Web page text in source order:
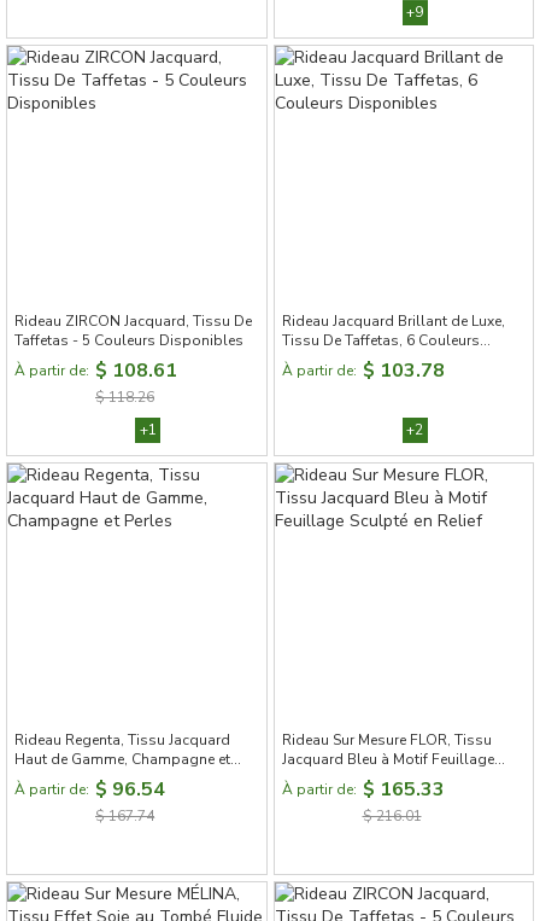
+9
Rideau ZIRCON Jacquard, Tissu De
Taffetas - 5 Couleurs Disponibles
À partir de: $ 108.61
$ 118.26
+1
Rideau Jacquard Brillant de Luxe,
Tissu De Taffetas, 6 Couleurs
Disponibles
À partir de: $ 103.78
+2
Rideau Regenta, Tissu Jacquard
Haut de Gamme, Champagne et
Perles
À partir de: $ 96.54
$ 167.74
Rideau Sur Mesure FLOR, Tissu
Jacquard Bleu à Motif Feuillage
Sculpté en Relief
À partir de: $ 165.33
$ 216.01